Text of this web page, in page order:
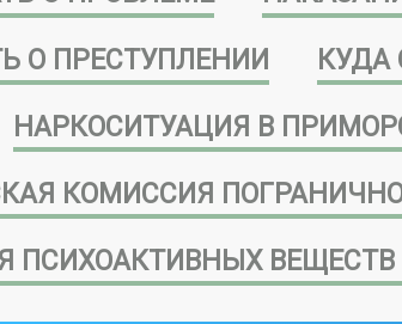
О ПРЕСТУПЛЕНИИ
НАРКОСИТУАЦИЯ В
КОМИССИЯ
ПСИХОАКТИВНЫХ